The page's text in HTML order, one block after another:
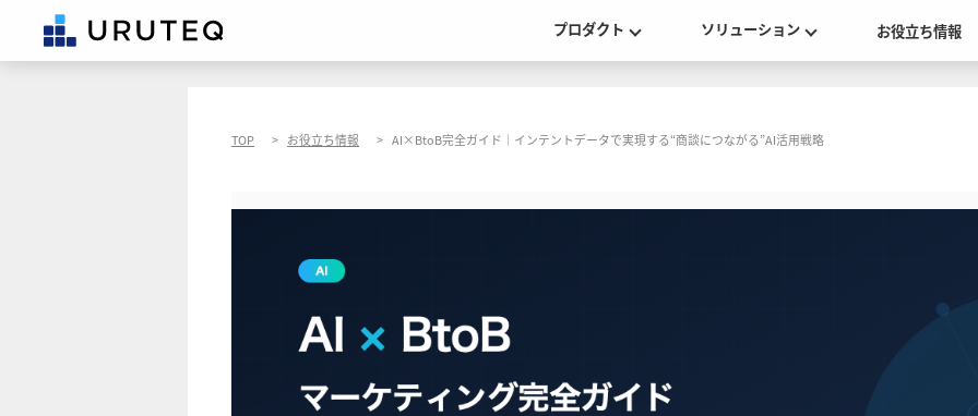
プロダクト ソリューション お役立ち情報
TOP お役立ち情報 AI×BtoB完全ガイド｜インテントデータで実現する“商談につながる”AI活用戦略